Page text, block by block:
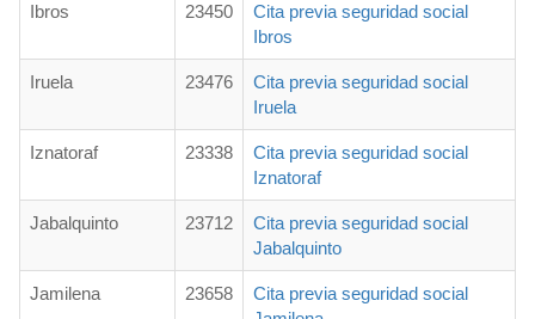
Ibros 23450
Cita previa seguridad social
Ibros
Iruela 23476
Cita previa seguridad social
Iruela
Iznatoraf 23338
Cita previa seguridad social
Iznatoraf
Jabalquinto 23712
Cita previa seguridad social
Jabalquinto
Jamilena 23658
Cita previa seguridad social